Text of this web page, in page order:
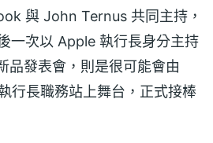
與 John Ternus 共同主持，
一次以 Apple 執行長身分主持
品發表會，則是很可能會由
行長職務站上舞台，正式接棒